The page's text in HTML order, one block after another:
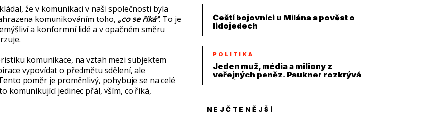
že v komunikaci v naší společnosti byla
komunikováním toho, „co se říká“. To je
a konformní lidé a v opačném směru
komunikace, na vztah mezi subjektem
vypovídat o předmětu sdělení, ale
poměr je proměnlivý, pohybuje se na celé
komunikující jedinec přál, vším, co říká,
Čeští bojovníci u Milána a pověst o
lidojedech
POLITIKA
Jeden muž, média a miliony z
veřejných peněz. Paukner rozkrývá
systém
NEJČTENĚJŠÍ